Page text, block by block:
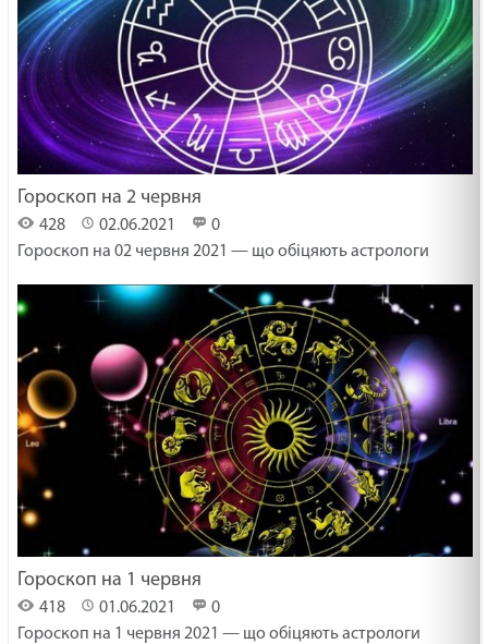
Гороскоп на 2 червня
428 02.06.2021
0
Гороскоп на 02 червня 2021 — що обіцяють астрологи
Гороскоп на 1 червня
418 01.06.2021
0
Гороскоп на 1 червня 2021 — що обіцяють астрологи